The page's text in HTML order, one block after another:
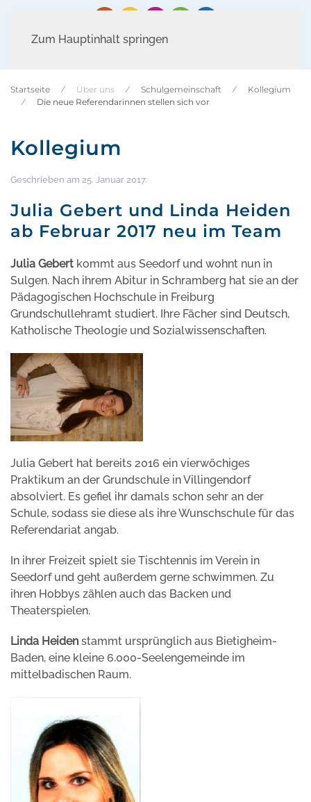
Zum Hauptinhalt springen
Startseite Über uns Schulgemeinschaft
Kollegium
Die neue Referendarinnen stellen sich vor
Kollegium
Geschrieben am 25. Januar 2017.
Julia Gebert und Linda Heiden
ab Februar 2017 neu im Team
Julia Gebert kommt aus Seedorf und wohnt nun in
Sulgen. Nach ihrem Abitur in Schramberg hat sie an der
Pädagogischen Hochschule in Freiburg
Grundschullehramt studiert. Ihre Fächer sind Deutsch,
Katholische Theologie und Sozialwissenschaften.
Julia Gebert hat bereits 2016 ein vierwöchiges
Praktikum an der Grundschule in Villingendorf
absolviert. Es gefiel ihr damals schon sehr an der
Schule, sodass sie diese als ihre Wunschschule für das
Referendariat angab.
In ihrer Freizeit spielt sie Tischtennis im Verein in
Seedorf und geht außerdem gerne schwimmen. Zu
ihren Hobbys zählen auch das Backen und
Theaterspielen.
Linda Heiden stammt ursprünglich aus Bietigheim-
Baden, eine kleine 6.000-Seelengemeinde im
mittelbadischen Raum.